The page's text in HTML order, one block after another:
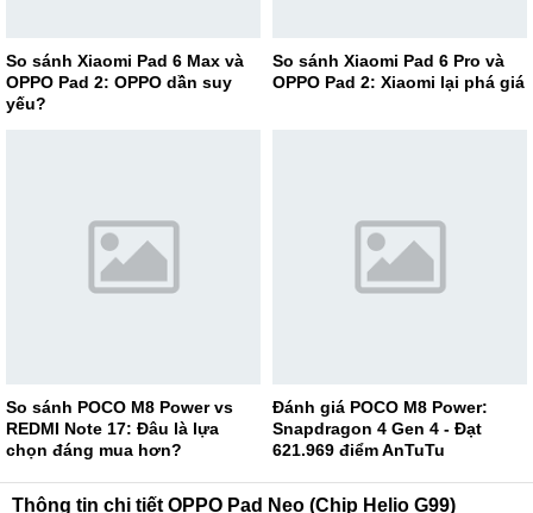
So sánh Xiaomi Pad 6 Max và
OPPO Pad 2: OPPO dần suy
yếu?
So sánh Xiaomi Pad 6 Pro và
OPPO Pad 2: Xiaomi lại phá giá
So sánh POCO M8 Power vs
REDMI Note 17: Đâu là lựa
chọn đáng mua hơn?
Đánh giá POCO M8 Power:
Snapdragon 4 Gen 4 - Đạt
621.969 điểm AnTuTu
Thông tin chi tiết OPPO Pad Neo (Chip Helio G99)